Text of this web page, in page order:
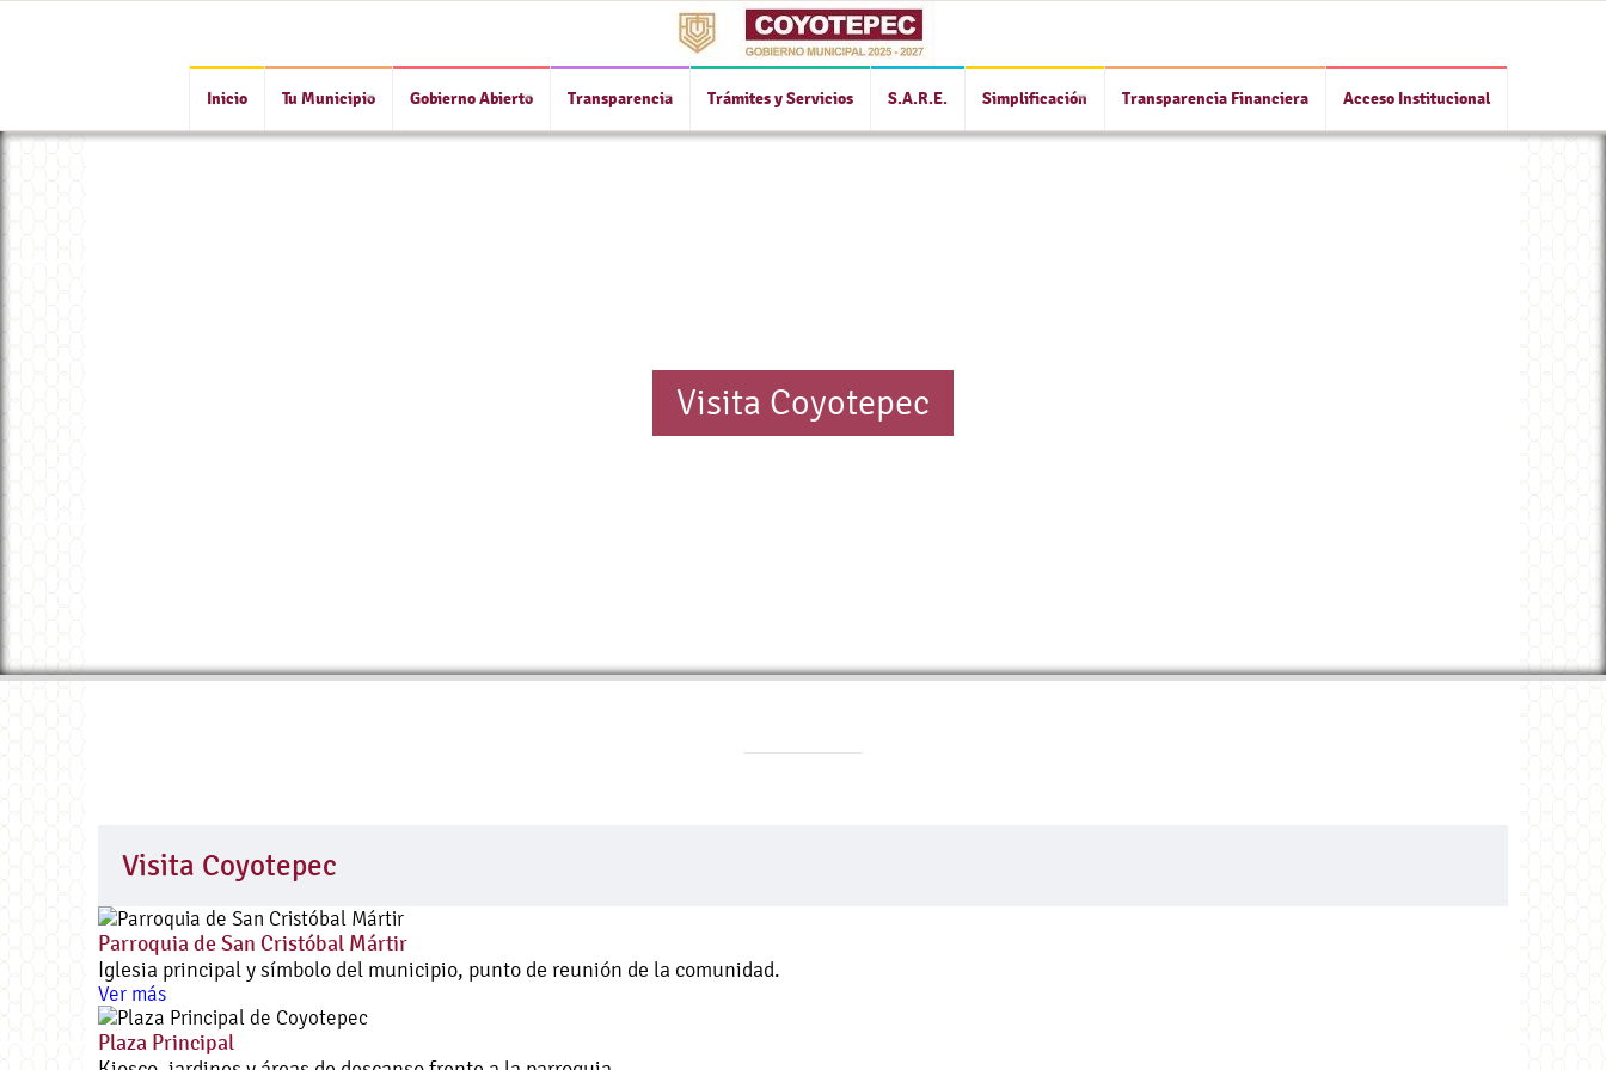
Inicio Tu Municipio Gobierno Abierto Transparencia Trámites y Servicios S.A.R.E. Simplificación Transparencia Financiera Acceso Institucional
Visita Coyotepec
Visita Coyotepec
Parroquia de San Cristóbal Mártir
Iglesia principal y símbolo del municipio, punto de reunión de la comunidad.
Ver más
Plaza Principal